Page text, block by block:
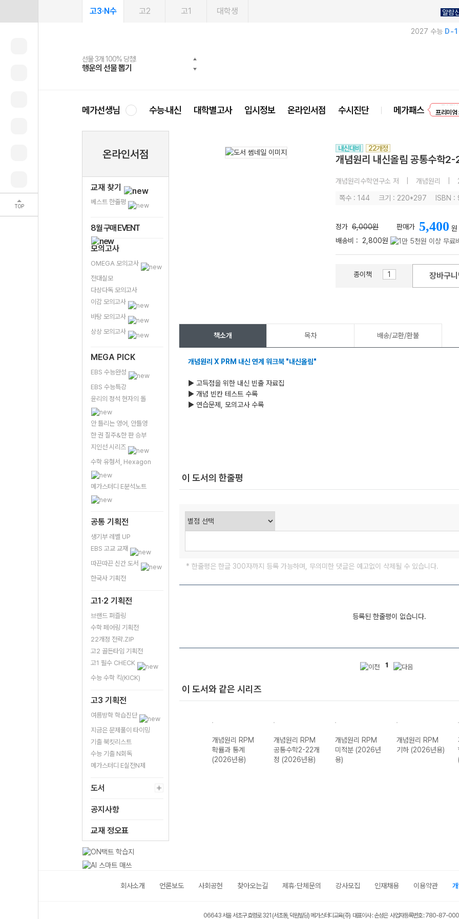
TOP
고3·N수 고2 고1 대학생 알람
2027 수능 D-
선물 3개 100% 당첨!
행운의 선물 뽑기
선물 100% 증정!
메가스터디 X 올리브
여름방학 스터디 캐시백
메가런 썸머스쿨
2027 러셀 단과
강사 공개선발
스마트러닝앱
설문 EVENT
메가패스
3일 무료 체험권
메가패스 수강생 무료혜택!
메가클럽 멤버십
사회공헌 캠페인
희망이룸 메가나눔
메가선생님 수능·내신 대학별고사 입시정보 온라인서점 수시진단 메가패스
프리미
온라인서점
교재 찾기
베스트 한줄평
8월 구매 EVENT
모의고사
OMEGA 모의고사
전대실모
다상다독 모의고사
이감 모의고사
바탕 모의고사
상상 모의고사
MEGA PICK
EBS 수능완성
EBS 수능특강
윤리의 정석 현자의 돌
안 틀리는 영어, 안틀영
한 권 질주&한 판 승부
지인선 시리즈
수학 유형서, Hexagon
메가스터디 E분석노트
공통 기획전
생기부 레벨 UP
EBS 고교 교재
따끈따끈 신간 도서
한국사 기획전
고1·2 기획전
브랜드 퍼즐링
수학 페어링 기획전
22개정 전략.ZIP
고2 골든타임 기획전
고1 필수 CHECK
수능 수학 킥(KICK)
고3 기획전
여름방학 학습진단
지금은 문제풀이 타이밍
기출 북킷리스트
수능 기출 N회독
메가스터디 E실전N제
도서
공지사항
교재 정오표
내신대비 22개정
개념원리 내신올림 공통수학
개념원리수학연구소 저 개념원리
쪽수 : 144 크기 : 220*297 ISBN
정가 6,000원 판매가 5,400 원
배송비 : 2,800원
종이책 장바구니
책소개 목차 배송/교환/환불
개념원리 X PRM 내신 연계 워크북 "내신올림"
▶ 고득점을 위한 내신 빈출 자료집
▶ 개념 빈칸 테스트 수록
▶ 연습문제, 모의고사 수록
이 도서의 한줄평
* 한줄평은 한글 300자까지 등록 가능하며, 무의미한 댓글은 예고없이 삭제될 수 있습니다.
등록된 한줄평이 없습니다.
1
이 도서와 같은 시리즈
개념원리 미적분
(2026년용)
개념원리 RPM
확률과 통계
(2026년용)
개념원리 RPM
공통수학2-22개
정 (2026년용)
개념원리 RPM
미적분 (2026년
용)
개념원리 RPM
기하 (2026년용)
회사소개 언론보도 사회공헌 찾아오는길 제휴·단체문의 강사모집 인재채용 이용약관
06643 서울 서초구 효령로 321 (서초동, 덕원빌딩) 메가스터디교육(주) 대표이사 : 손성은 사업자등록번호 : 780-87-